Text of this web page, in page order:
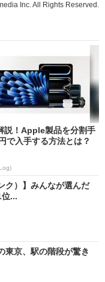
Inc. All Rights Reserved.
説！Apple製品を分割手
で入手する方法とは？
ク）】みんなが選んだ
...
東京、駅の階段が驚き